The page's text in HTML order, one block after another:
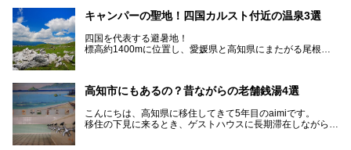
ぜひこれを読んで高知のサウナ探しの参考してくださいね！
キャンパーの聖地！四国カルスト付近の温泉3選
四国を代表する避暑地！
標高約1400mに位置し、愛媛県と高知県にまたがる尾根沿
が見れる場所。
帰り温泉（お風呂）がありません。
中でもライターおすすめの３つの温泉をご紹介します。
高知市にもあるの？昔ながらの老舗銭湯4選
こんにちは、高知県に移住してきて5年目のaimiです。
移住の下見に来るとき、ゲストハウスに長期滞在しながら観